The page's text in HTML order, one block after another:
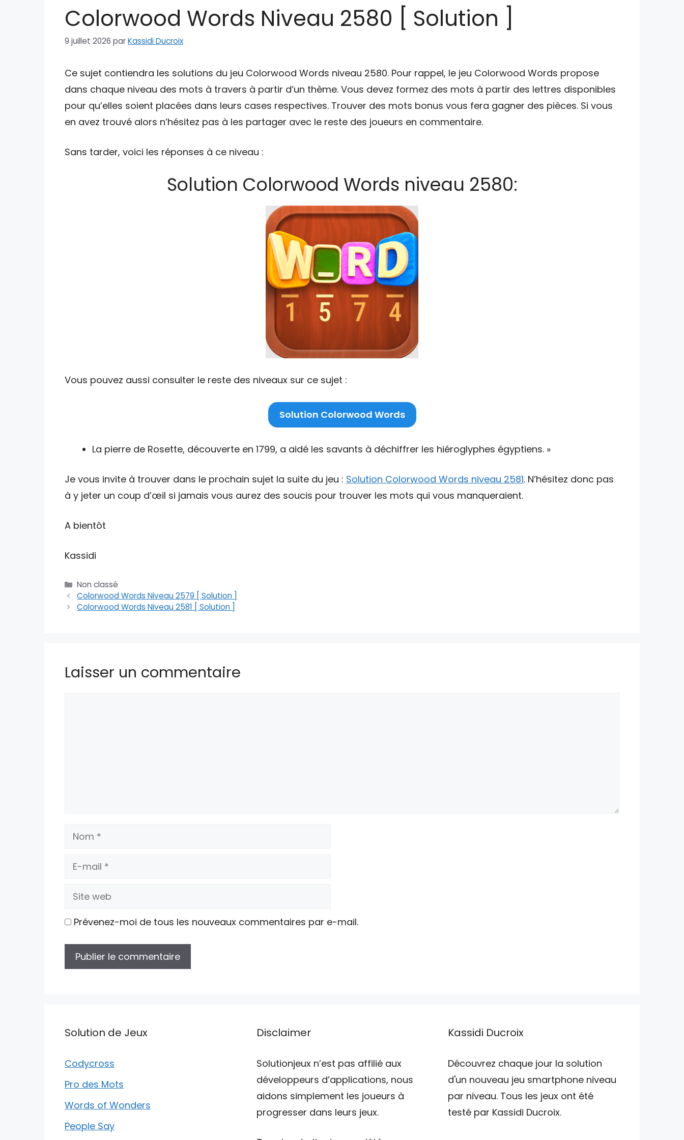
Colorwood Words Niveau 2580 [ Solution ]
9 juillet 2026 parKassidi Ducroix
Ce sujet contiendra les solutions du jeu Colorwood Words niveau 2580. Pour rappel, le jeu Colorwood Words propose
dans chaque niveau des mots à travers à partir d’un thème. Vous devez formez des mots à partir des lettres disponibles
pour qu’elles soient placées dans leurs cases respectives. Trouver des mots bonus vous fera gagner des pièces. Si vous
en avez trouvé alors n’hésitez pas à les partager avec le reste des joueurs en commentaire.
Sans tarder, voici les réponses à ce niveau :
Solution Colorwood Words niveau 2580:
Vous pouvez aussi consulter le reste des niveaux sur ce sujet :
Solution Colorwood Words
La pierre de Rosette, découverte en 1799, a aidé les savants à déchiffrer les hiéroglyphes égyptiens. »
Je vous invite à trouver dans le prochain sujet la suite du jeu : Solution Colorwood Words niveau 2581. N’hésitez donc pas
à y jeter un coup d’œil si jamais vous aurez des soucis pour trouver les mots qui vous manqueraient.
A bientôt
Kassidi
Catégories
Non classé
Colorwood Words Niveau 2579 [ Solution ]
Colorwood Words Niveau 2581 [ Solution ]
Laisser un commentaire
Nom
E-
Site
Prévenez-moi de tous les nouveaux commentaires par e-mail.
Solution de Jeux
Codycross
Pro des Mots
Words of Wonders
People Say
Disclaimer
Solutionjeux n’est pas affilié aux
développeurs d’applications, nous
aidons simplement les joueurs à
progresser dans leurs jeux.
Kassidi Ducroix
Découvrez chaque jour la solution
d'un nouveau jeu smartphone niveau
par niveau. Tous les jeux ont été
testé par Kassidi Ducroix.